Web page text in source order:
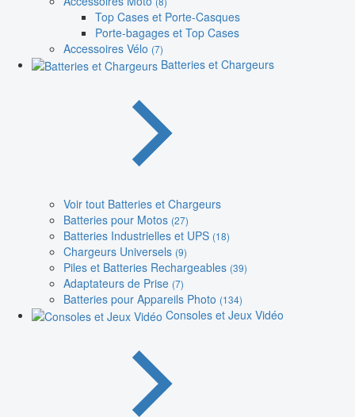
Top Cases et Porte-Casques
Porte-bagages et Top Cases
Accessoires Vélo (7)
Batteries et Chargeurs
Voir tout Batteries et Chargeurs
Batteries pour Motos (27)
Batteries Industrielles et UPS (18)
Chargeurs Universels (9)
Piles et Batteries Rechargeables (39)
Adaptateurs de Prise (7)
Batteries pour Appareils Photo (134)
Consoles et Jeux Vidéo